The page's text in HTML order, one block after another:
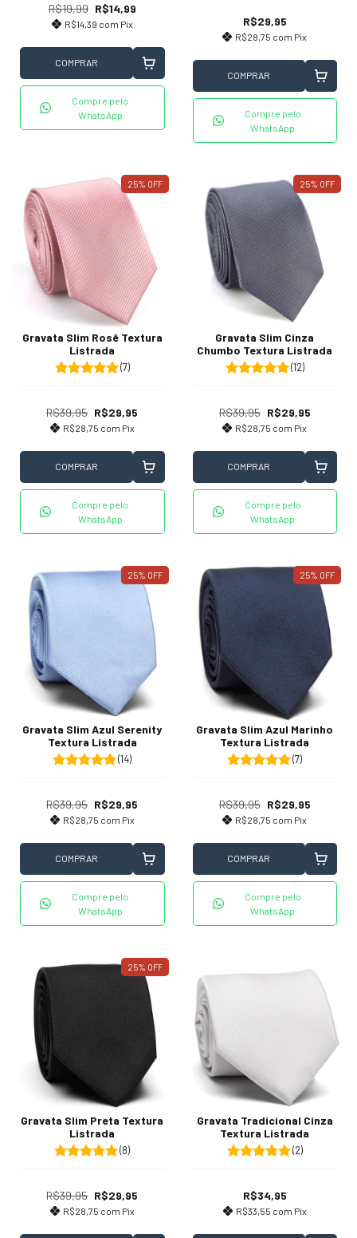
R$19,99 R$14,99
R$14,39 com Pix
COMPRAR
Compre pelo
WhatsApp
R$29,95
R$28,75 com Pix
COMPRAR
Compre pelo
WhatsApp
25% OFF
Gravata Slim Rosê Textura
Listrada
(7)
R$39,95 R$29,95
R$28,75 com Pix
COMPRAR
Compre pelo
WhatsApp
25% OFF
Gravata Slim Cinza
Chumbo Textura Listrada
(12)
R$39,95 R$29,95
R$28,75 com Pix
COMPRAR
Compre pelo
WhatsApp
25% OFF
Gravata Slim Azul Serenity
Textura Listrada
(14)
R$39,95 R$29,95
R$28,75 com Pix
COMPRAR
Compre pelo
WhatsApp
25% OFF
Gravata Slim Azul Marinho
Textura Listrada
(7)
R$39,95 R$29,95
R$28,75 com Pix
COMPRAR
Compre pelo
WhatsApp
25% OFF
Gravata Slim Preta Textura
Listrada
(8)
R$39,95 R$29,95
R$28,75 com Pix
Gravata Tradicional Cinza
Textura Listrada
(2)
R$34,95
R$33,55 com Pix